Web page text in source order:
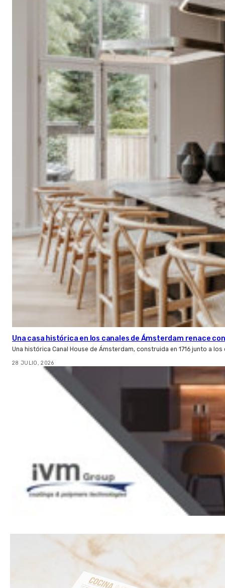
Una casa histórica en los canales de Ámsterdam renace
Una histórica Canal House de Ámsterdam, construida en 1716 junto a
28 JULIO, 2026